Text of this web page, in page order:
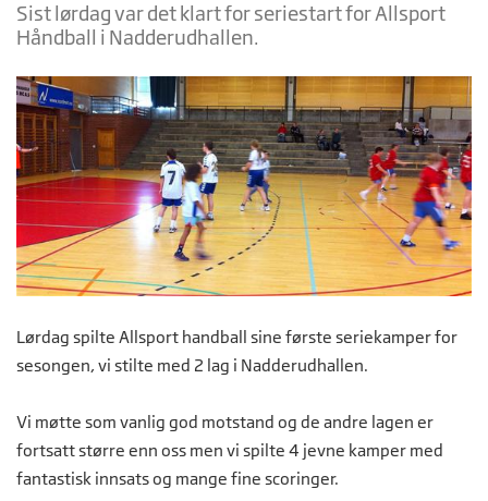
Sist lørdag var det klart for seriestart for Allsport
Håndball i Nadderudhallen.
Lørdag spilte Allsport handball sine første seriekamper for
sesongen, vi stilte med 2 lag i Nadderudhallen.
Vi møtte som vanlig god motstand og de andre lagen er
fortsatt større enn oss men vi spilte 4 jevne kamper med
fantastisk innsats og mange fine scoringer.